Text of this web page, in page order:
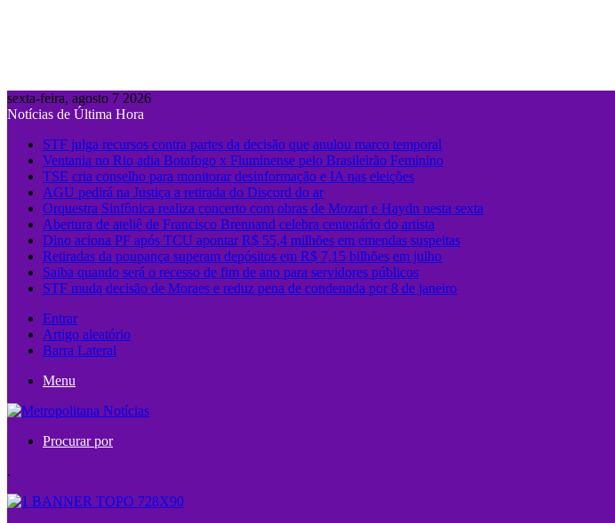
sexta-feira, agosto 7 2026
Notícias de Última Hora
STF julga recursos contra partes da decisão que anulou marco temporal
Ventania no Rio adia Botafogo x Fluminense pelo Brasileirão Feminino
TSE cria conselho para monitorar desinformação e IA nas eleições
AGU pedirá na Justiça a retirada do Discord do ar
Orquestra Sinfônica realiza concerto com obras de Mozart e Haydn nesta sexta
Abertura de ateliê de Francisco Brennand celebra centenário do artista
Dino aciona PF após TCU apontar R$ 55,4 milhões em emendas suspeitas
Retiradas da poupança superam depósitos em R$ 7,15 bilhões em julho
Saiba quando será o recesso de fim de ano para servidores públicos
STF muda decisão de Moraes e reduz pena de condenada por 8 de janeiro
Entrar
Artigo aleatório
Barra Lateral
Menu
Procurar por
.